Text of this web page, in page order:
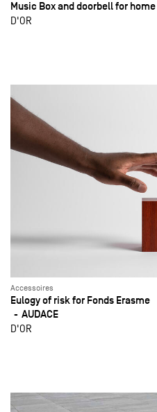
Music Box and doorbell for home
D'OR
Accessoires
Eulogy of risk for Fonds Erasme
AUDACE
D'OR